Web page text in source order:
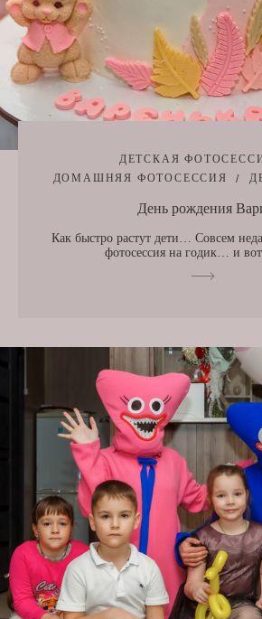
ДЕТСКАЯ
ДОМАШНЯЯ ФОТОСЕССИЯ
День рождения
Как быстро растут дети… Совсем
фотосессия на годик… и